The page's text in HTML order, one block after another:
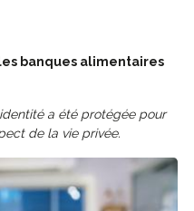
banques alimentaires
a été protégée pour
de la vie privée.